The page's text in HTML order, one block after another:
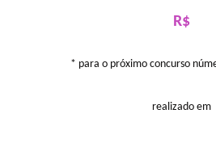
R$
* para o próximo concurso
realizado em